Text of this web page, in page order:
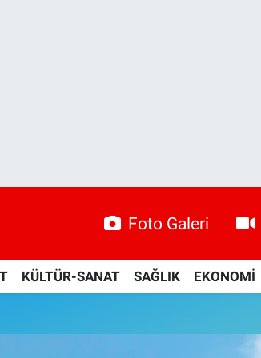
Foto Galeri
KÜLTÜR-SANAT SAĞLIK EKONOMİ